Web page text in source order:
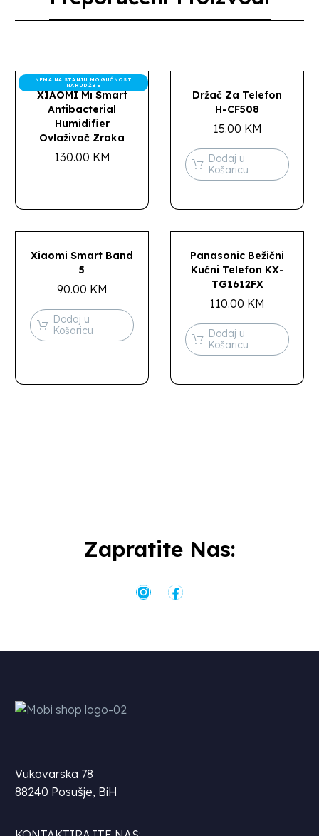
NEMA NA STANJU MOGUĆNOST
NARUDŽBE
XIAOMI Mi Smart
Antibacterial
Humidifier
Ovlaživač Zraka
130.00 KM
Držač Za Telefon
H-CF508
15.00 KM
Dodaj u
Košaricu
Xiaomi Smart Band
5
90.00 KM
Dodaj u
Košaricu
Panasonic Bežični
Kućni Telefon KX-
TG1612FX
110.00 KM
Dodaj u
Košaricu
Zapratite Nas:
Vukovarska 78
88240 Posušje, BiH